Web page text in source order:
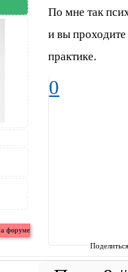
По мне так
и вы
практике.
0